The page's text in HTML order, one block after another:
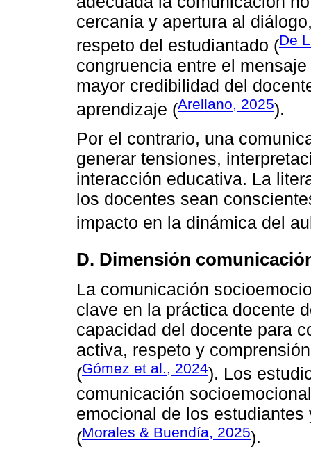
cercanía y apertura al
respeto del estudiantado (De
congruencia entre el
mayor credibilidad del
aprendizaje (Arellano, 2025).
Por el contrario, una
generar tensiones,
interacción educativa. La
los docentes sean
impacto en la dinámica del
D. Dimensión
La comunicación
clave en la práctica docente
capacidad del docente para
activa, respeto y
(Gómez et al., 2024). Los
comunicación
emocional de los
(Morales & Buendía, 2025).